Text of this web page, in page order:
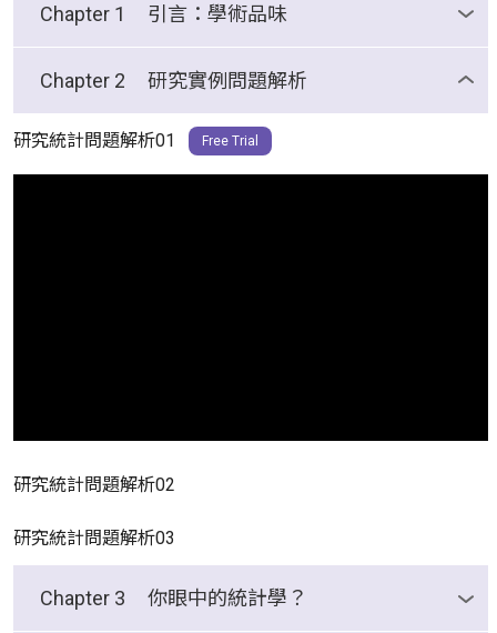
Chapter 1 引言：學術品味
學術品味：知道"好"，才能辨識"問題"
Chapter 2 研究實例問題解析
研究統計問題解析01 Free Trial
研究統計問題解析02
研究統計問題解析03
Chapter 3 你眼中的統計學？